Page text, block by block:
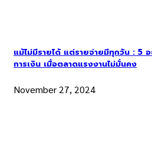
แม้ไม่มีรายได้ แต่รายจ่ายมีทุกวัน : 5
การเงิน เมื่อตลาดแรงงานไม่มั่นคง
November 27, 2024